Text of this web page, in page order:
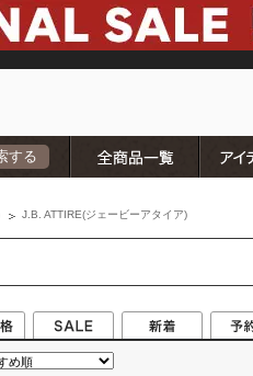
する
J.B. ATTIRE(ジェービーアタイア)